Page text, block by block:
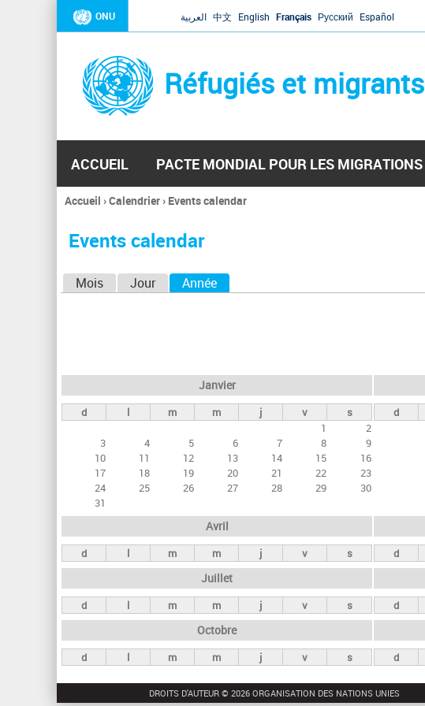
ONU العربية 中文 English Français Русский Español
Réfugiés et migrants
ACCUEIL PACTE MONDIAL POUR LES MIGRATIONS
Vous
ici
Accueil ›Calendrier› Events calendar
Events calendar
e
t
s
i
p
a
u
x
Mois Jour Année
Janvier
d l m m j v
s
1
2
3
4 5 6 7 8
9
10
11 12 13 14 15
16
17
18 19 20 21 22
23
24
25 26 27 28 29
30
31
d
Avril
d l m m j v s d
Juillet
d l m m j v s d
Octobre
d l m m j v s d
DROITS D'AUTEUR © 2026 ORGANISATION DES NATIONS UNIES